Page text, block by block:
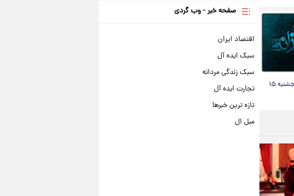
فال روزانه واقعی پنجشنبه ۱۵
صفحه خبر - وب گردی
اقتصاد ایران
سبک ایده آل
سبک زندگی مردانه
تجارت ایده آل
تازه ترین خبرها
مبل ال